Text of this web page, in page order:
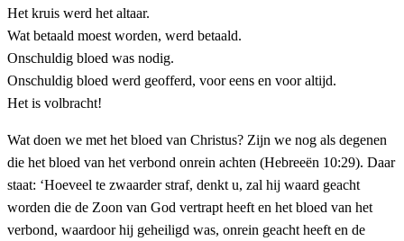
Het kruis werd het altaar.
Wat betaald moest worden, werd betaald.
Onschuldig bloed was nodig.
Onschuldig bloed werd geofferd, voor eens en voor altijd.
Het is volbracht!
Wat doen we met het bloed van Christus? Zijn we nog als degenen
die het bloed van het verbond onrein achten (Hebreeën 10:29). Daar
staat: ‘Hoeveel te zwaarder straf, denkt u, zal hij waard geacht
worden die de Zoon van God vertrapt heeft en het bloed van het
verbond, waardoor hij geheiligd was, onrein geacht heeft en de